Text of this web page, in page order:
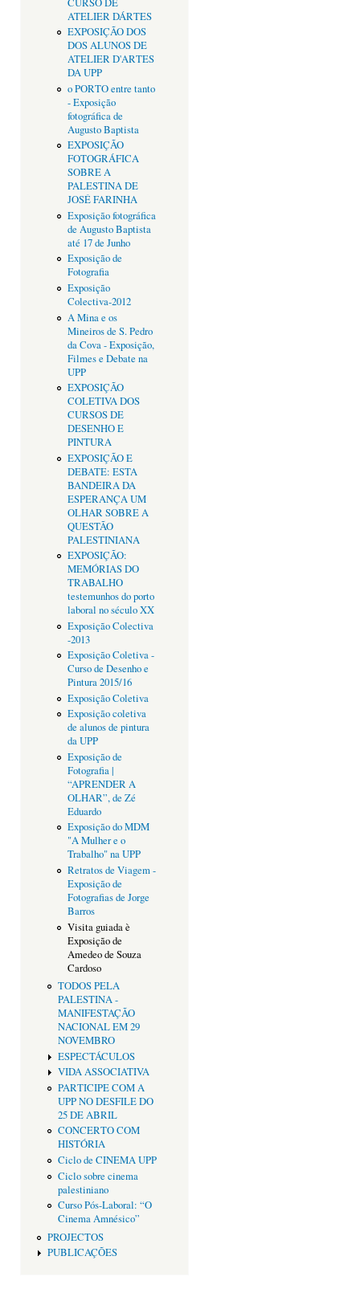
ATELIER DÁRTES
EXPOSIÇÃO DOS
DOS ALUNOS DE
ATELIER D'ARTES
DA UPP
o PORTO entre tanto
- Exposição
fotográfica de
Augusto Baptista
EXPOSIÇÃO
FOTOGRÁFICA
SOBRE A
PALESTINA DE
JOSÉ FARINHA
Exposição fotográfica
de Augusto Baptista
até 17 de Junho
Exposição de
Fotografia
Exposição
Colectiva-2012
A Mina e os
Mineiros de S. Pedro
da Cova - Exposição,
Filmes e Debate na
UPP
EXPOSIÇÃO
COLETIVA DOS
CURSOS DE
DESENHO E
PINTURA
EXPOSIÇÃO E
DEBATE: ESTA
BANDEIRA DA
ESPERANÇA UM
OLHAR SOBRE A
QUESTÃO
PALESTINIANA
EXPOSIÇÃO:
MEMÓRIAS DO
TRABALHO
testemunhos do porto
laboral no século XX
Exposição Colectiva
-2013
Exposição Coletiva -
Curso de Desenho e
Pintura 2015/16
Exposição Coletiva
Exposição coletiva
de alunos de pintura
da UPP
Exposição de
Fotografia |
“APRENDER A
OLHAR”, de Zé
Eduardo
Exposição do MDM
"A Mulher e o
Trabalho" na UPP
Retratos de Viagem -
Exposição de
Fotografias de Jorge
Barros
Visita guiada è
Exposição de
Amedeo de Souza
Cardoso
TODOS PELA
PALESTINA -
MANIFESTAÇÃO
NACIONAL EM 29
NOVEMBRO
ESPECTÁCULOS
VIDA ASSOCIATIVA
PARTICIPE COM A
UPP NO DESFILE DO
25 DE ABRIL
CONCERTO COM
HISTÓRIA
Ciclo de CINEMA UPP
Ciclo sobre cinema
palestiniano
Curso Pós-Laboral: “O
Cinema Amnésico”
PROJECTOS
PUBLICAÇÕES